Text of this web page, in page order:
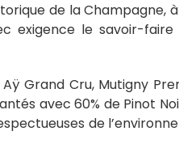
de la Champagne,
exigence le savoir-faire
Grand Cru, Mutigny
avec 60% de Pinot
de